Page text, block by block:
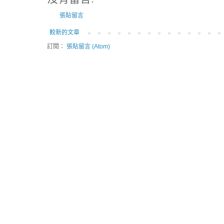
張貼留言
較新的文章
訂閱： 張貼留言 (Atom)